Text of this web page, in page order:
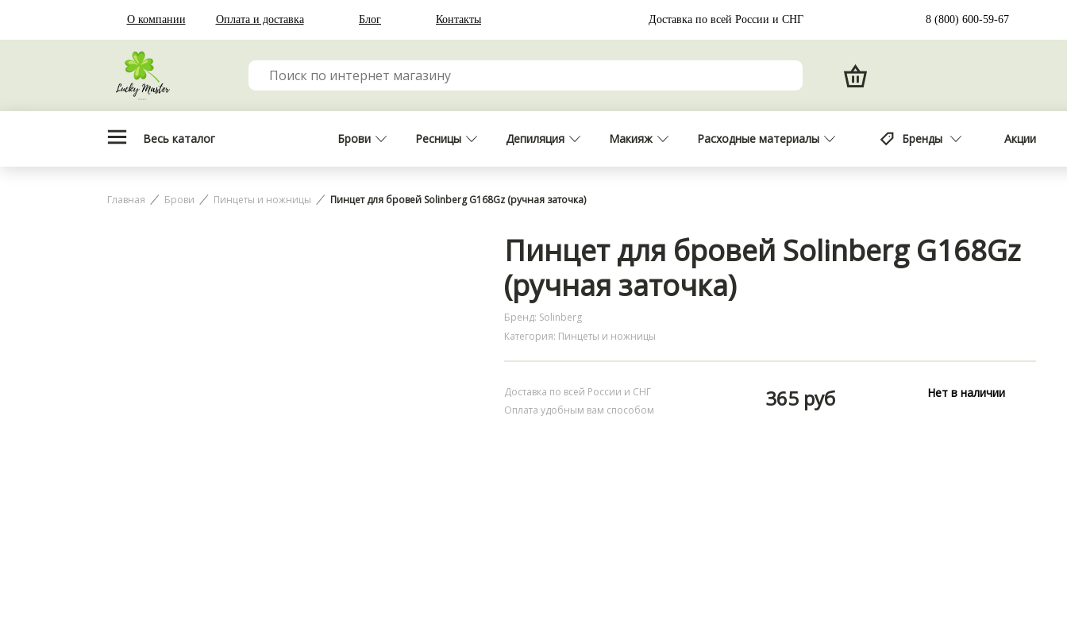
Главная Брови Пинцеты и ножницы Пинцет для бровей Solinberg G168Gz (ручная заточка)
Пинцет для бровей Solinberg G168Gz
(ручная заточка)
Бренд: Solinberg
Категория: Пинцеты и ножницы
Доставка по всей России и СНГ
Оплата удобным вам способом
365 руб Нет в наличии
О компании Оплата и доставка Блог Контакты Доставка по всей России и СНГ 8 (800) 600-59-67
Весь каталог Брови Ресницы Депиляция Макияж Расходные материалы Бренды Акции